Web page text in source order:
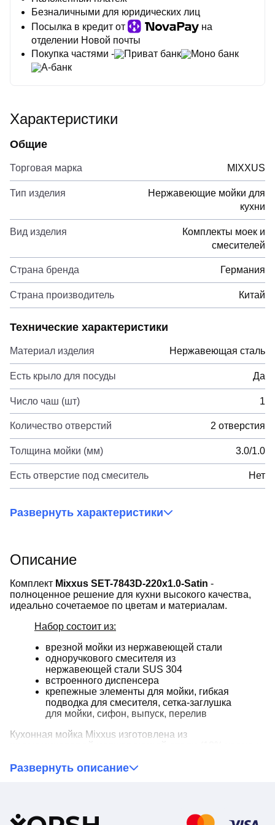
Безналичными для юридических лиц
Посылка в кредит от
на
отделении Новой почты
Покупка частями -
Приват банк
Моно банк
А-банк
Характеристики
Общие
Торговая марка MIXXUS
Тип изделия
Нержавеющие мойки для
кухни
Вид изделия
Комплекты моек и
смесителей
Страна бренда Германия
Страна производитель Китай
Технические характеристики
Материал изделия Нержавеющая сталь
Есть крыло для посуды Да
Число чаш (шт) 1
Количество отверстий 2 отверстия
Толщина мойки (мм) 3.0/1.0
Есть отверстие под смеситель Нет
Развернуть характеристики
Описание
Комплект Mixxus SET-7843D-220x1.0-Satin -
полноценное решение для кухни высокого качества,
идеально сочетаемое по цветам и материалам.
Набор состоит из:
врезной мойки из нержавеющей стали
одноручкового смесителя из
нержавеющей стали SUS 304
встроенного диспенсера
крепежные элементы для мойки, гибкая
подводка для смесителя, сетка-заглушка
для мойки, сифон, выпуск, перелив
Кухонная мойка Mixxus изготовлена из
контакте с пищевыми продуктами. В мойку
140°С
Развернуть описание